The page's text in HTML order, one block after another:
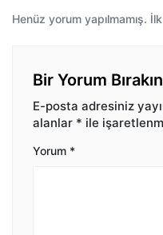
Henüz yorum yapılmamış.
Bir Yorum Bırakın
E-posta adresiniz
alanlar * ile
Yorum *